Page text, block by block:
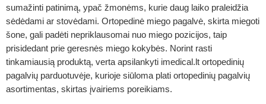
sumažinti patinimą, ypač žmonėms, kurie daug laiko praleidžia
sėdėdami ar stovėdami. Ortopedinė miego pagalvė, skirta miegoti
šone, gali padėti nepriklausomai nuo miego pozicijos, taip
prisidedant prie geresnės miego kokybės. Norint rasti
tinkamiausią produktą, verta apsilankyti imedical.lt ortopedinių
pagalvių parduotuvėje, kurioje siūloma plati ortopedinių pagalvių
asortimentas, skirtas įvairiems poreikiams.